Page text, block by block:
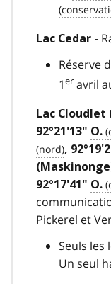
Lac Cedar -
Réserve
1er avril
Lac Cloudlet
92°21'13" O.
,
92°17'41" O.
Pickerel et
Seuls les
Un seul